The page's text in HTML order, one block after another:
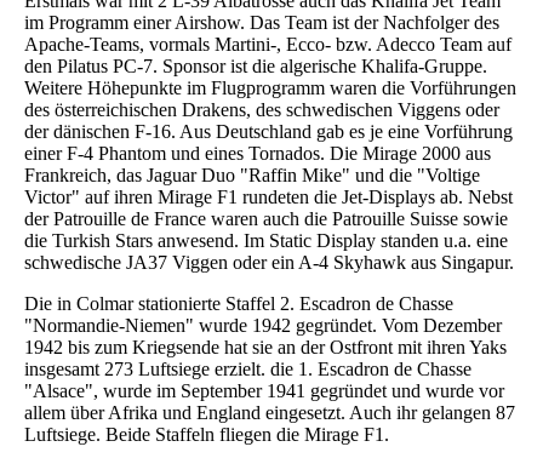
im Programm einer Airshow. Das Team ist der Nachfolger des
Apache-Teams, vormals Martini-, Ecco- bzw. Adecco Team auf
den Pilatus PC-7. Sponsor ist die algerische Khalifa-Gruppe.
Weitere Höhepunkte im Flugprogramm waren die Vorführungen
des österreichischen Drakens, des schwedischen Viggens oder
der dänischen F-16. Aus Deutschland gab es je eine Vorführung
einer F-4 Phantom und eines Tornados. Die Mirage 2000 aus
Frankreich, das Jaguar Duo "Raffin Mike" und die "Voltige
Victor" auf ihren Mirage F1 rundeten die Jet-Displays ab. Nebst
der Patrouille de France waren auch die Patrouille Suisse sowie
die Turkish Stars anwesend. Im Static Display standen u.a. eine
schwedische JA37 Viggen oder ein A-4 Skyhawk aus Singapur.
Die in Colmar stationierte Staffel 2. Escadron de Chasse
"Normandie-Niemen" wurde 1942 gegründet. Vom Dezember
1942 bis zum Kriegsende hat sie an der Ostfront mit ihren Yaks
insgesamt 273 Luftsiege erzielt. die 1. Escadron de Chasse
"Alsace", wurde im September 1941 gegründet und wurde vor
allem über Afrika und England eingesetzt. Auch ihr gelangen 87
Luftsiege. Beide Staffeln fliegen die Mirage F1.